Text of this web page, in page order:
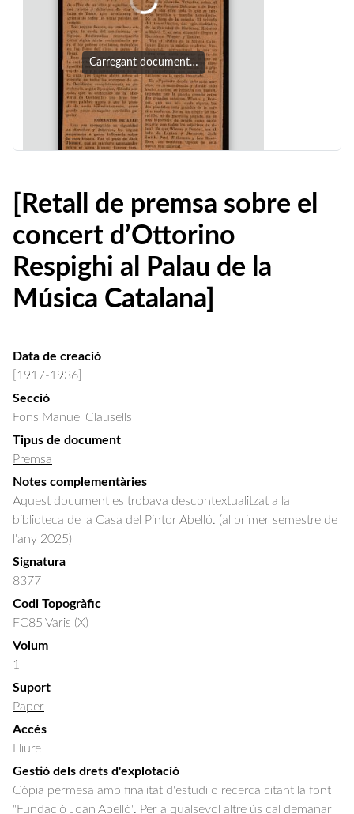
Carregant document…
[Retall de premsa sobre el
concert d’Ottorino
Respighi al Palau de la
Música Catalana]
Data de creació
[1917-1936]
Secció
Fons Manuel Clausells
Tipus de document
Premsa
Notes complementàries
Aquest document es trobava descontextualitzat a la
biblioteca de la Casa del Pintor Abelló. (al primer semestre de
l'any 2025)
Signatura
8377
Codi Topogràfic
FC85 Varis (X)
Volum
1
Suport
Paper
Accés
Lliure
Gestió dels drets d'explotació
Còpia permesa amb finalitat d'estudi o recerca citant la font
"Fundació Joan Abelló". Per a qualsevol altre ús cal demanar